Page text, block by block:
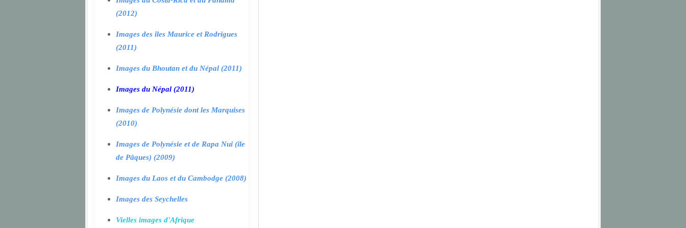
(2012)
Images des îles Maurice et Rodrigues
(2011)
Images du Bhoutan et du Népal (2011)
Images du Népal (2011)
Images de Polynésie dont les Marquises
(2010)
Images de Polynésie et de Rapa Nui (île
de Pâques) (2009)
Images du Laos et du Cambodge (2008)
Images des Seychelles
Vielles images d'Afrique